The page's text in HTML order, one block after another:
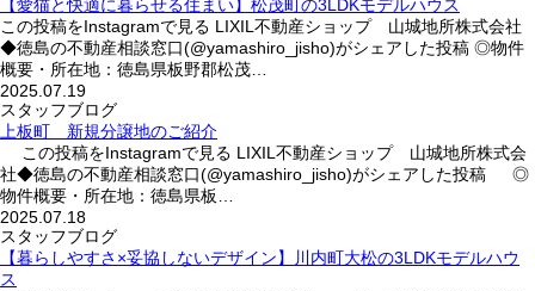
【愛猫と快適に暮らせる住まい】松茂町の3LDKモデルハウス
この投稿をInstagramで見る LIXIL不動産ショップ 山城地所株式会社
◆徳島の不動産相談窓口(@yamashiro_jisho)がシェアした投稿 ◎物件
概要・所在地：徳島県板野郡松茂…
2025.07.19
スタッフブログ
上板町 新規分譲地のご紹介
この投稿をInstagramで見る LIXIL不動産ショップ 山城地所株式会
社◆徳島の不動産相談窓口(@yamashiro_jisho)がシェアした投稿 ◎
物件概要・所在地：徳島県板…
2025.07.18
スタッフブログ
【暮らしやすさ×妥協しないデザイン】川内町大松の3LDKモデルハウ
ス